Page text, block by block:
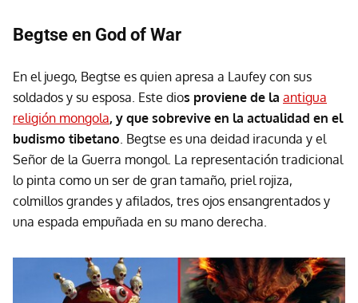
Begtse en God of War
En el juego, Begtse es quien apresa a Laufey con sus
soldados y su esposa. Este dios proviene de la antigua
religión mongola, y que sobrevive en la actualidad en el
budismo tibetano. Begtse es una deidad iracunda y el
Señor de la Guerra mongol. La representación tradicional
lo pinta como un ser de gran tamaño, priel rojiza,
colmillos grandes y afilados, tres ojos ensangrentados y
una espada empuñada en su mano derecha.